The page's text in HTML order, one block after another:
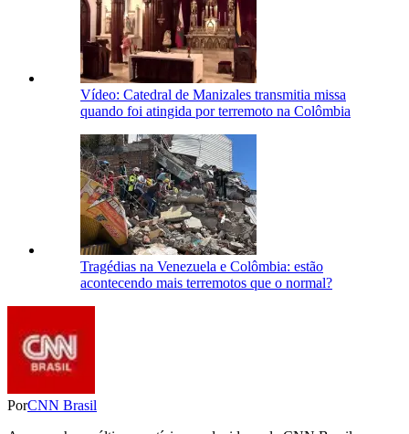
Vídeo: Catedral de Manizales transmitia missa
quando foi atingida por terremoto na Colômbia
Tragédias na Venezuela e Colômbia: estão
acontecendo mais terremotos que o normal?
PorCNN Brasil